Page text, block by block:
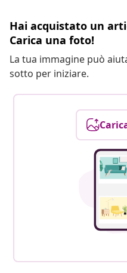
Hai acquistato un
Carica una foto!
La tua immagine può
sotto per iniziare.